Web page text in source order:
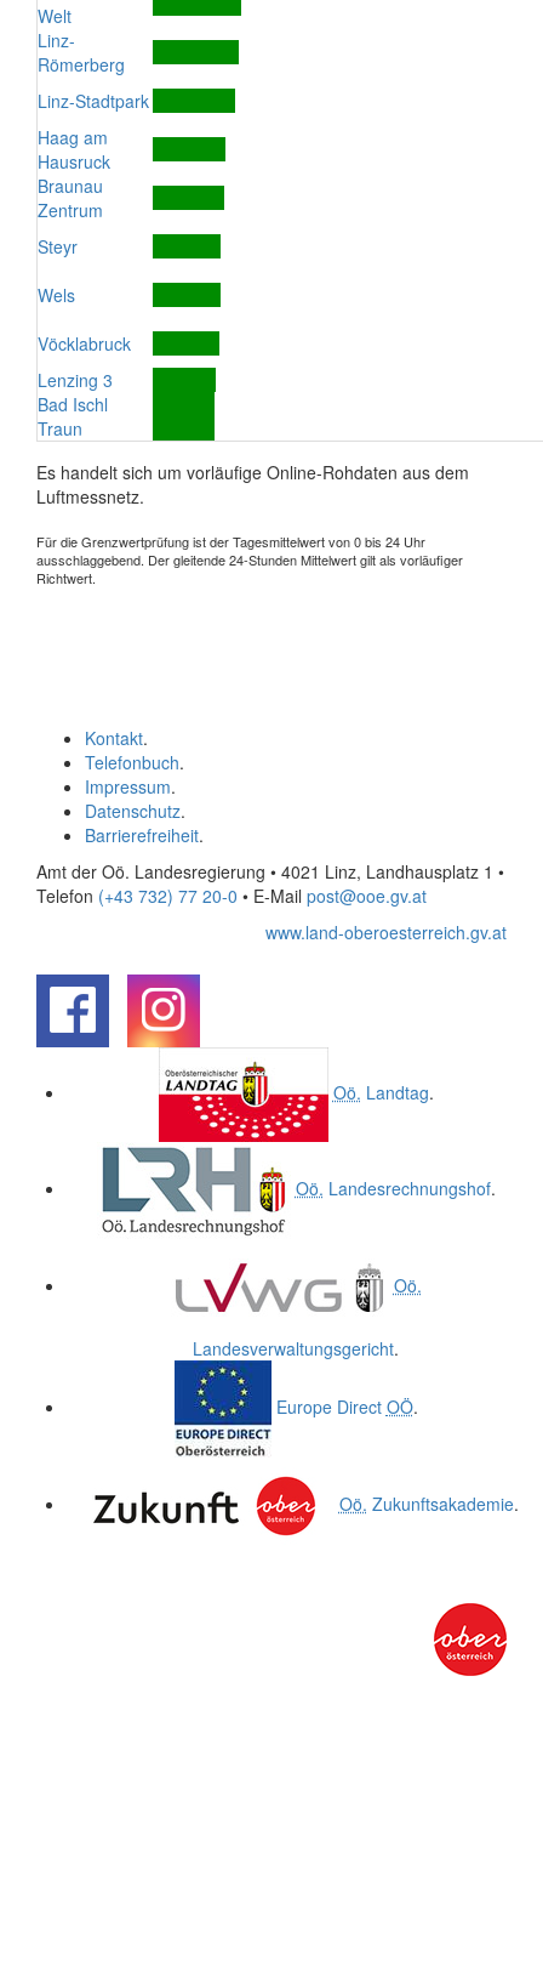
Welt
Linz-
Römerberg
Linz-Stadtpark
Haag am
Hausruck
Braunau
Zentrum
Steyr
Wels
Vöcklabruck
Lenzing 3
Bad Ischl
Traun
Es handelt sich um vorläufige Online-Rohdaten aus dem
Luftmessnetz.
Für die Grenzwertprüfung ist der Tagesmittelwert von 0 bis 24 Uhr
ausschlaggebend. Der gleitende 24-Stunden Mittelwert gilt als vorläufiger
Richtwert.
Kontakt.
Telefonbuch.
Impressum.
Datenschutz.
Barrierefreiheit.
Amt der Oö. Landesregierung • 4021 Linz, Landhausplatz 1 •
Telefon (+43 732) 77 20-0 • E-Mail post@ooe.gv.at
www.land-oberoesterreich.gv.at
Oö. Landtag.
Oö. Landesrechnungshof.
Oö.
Landesverwaltungsgericht.
Europe Direct OÖ.
Oö. Zukunftsakademie.